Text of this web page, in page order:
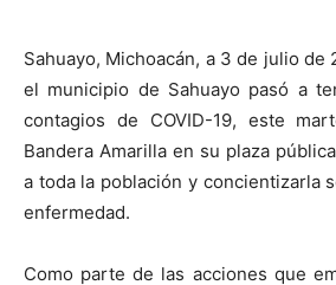
Sahuayo, Michoacán, a 3 de julio de
el municipio de Sahuayo pasó a
contagios de COVID-19, este
Bandera Amarilla en su plaza
a toda la población y concientizarla
enfermedad.
Como parte de las acciones que